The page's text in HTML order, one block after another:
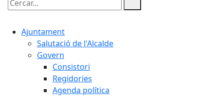
Cercar:
Ajuntament
Salutació de l'Alcalde
Govern
Consistori
Regidories
Agenda política